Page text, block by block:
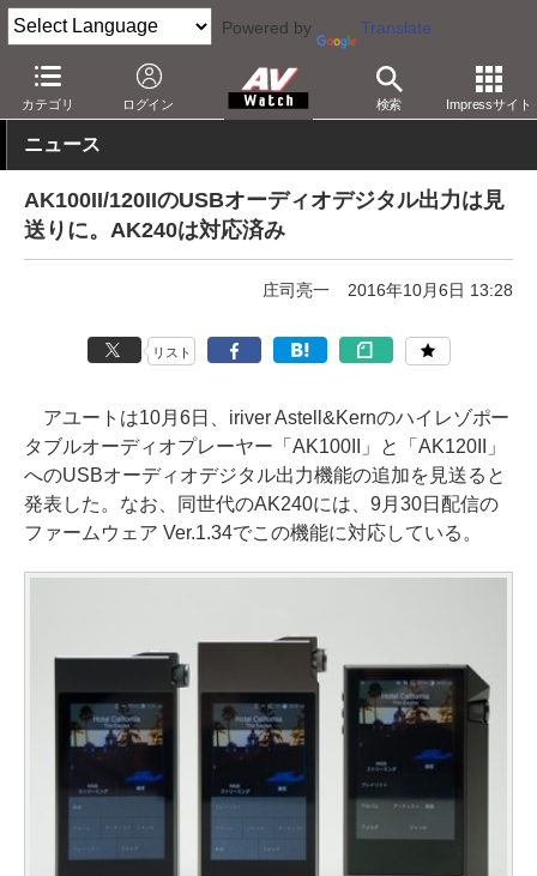
Powered by Translate
カテゴリ ログイン 検索 Impressサイト
AV Watch 製品 ポータブルオーディオ Astell & Kern
ニュース
AK100II/120IIのUSBオーディオデジタル出力は見
送りに。AK240は対応済み
庄司亮一 2016年10月6日 13:28
リスト
アユートは10月6日、iriver Astell&Kernのハイレゾポー
タブルオーディオプレーヤー「AK100II」と「AK120II」
へのUSBオーディオデジタル出力機能の追加を見送ると
発表した。なお、同世代のAK240には、9月30日配信の
ファームウェア Ver.1.34でこの機能に対応している。